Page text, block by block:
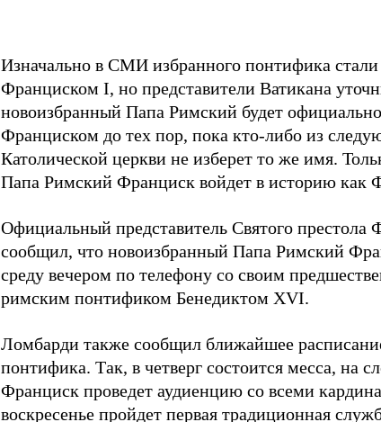
Изначально в СМИ избранного понтифика стали
Франциском I, но представители Ватикана
новоизбранный Папа Римский будет
Франциском до тех пор, пока кто-либо из
Католической церкви не изберет то же имя.
Папа Римский Франциск войдет в историю как
Официальный представитель Святого престола
сообщил, что новоизбранный Папа Римский
среду вечером по телефону со своим
римским понтификом Бенедиктом XVI.
Ломбарди также сообщил ближайшее
понтифика. Так, в четверг состоится месса, на
Франциск проведет аудиенцию со всеми
воскресенье пройдет первая традиционная